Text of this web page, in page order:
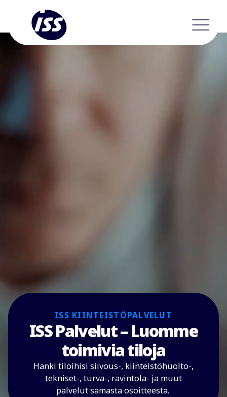
ISS KIINTEISTÖPALVELUT
ISS Palvelut – Luomme
toimivia tiloja
Hanki tiloihisi siivous-, kiinteistöhuolto-,
tekniset-, turva-, ravintola- ja muut
palvelut samasta osoitteesta.